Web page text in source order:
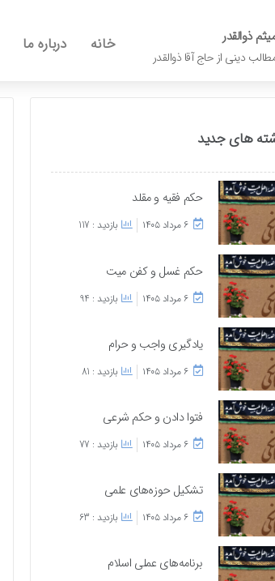
ذوالقدر
دینی از حاج آقا ذوالقدر
خانه درباره ما
های جدید
حکم فقیه و مقلد
۶ مرداد ۱۴۰۵ بازدید : 117
حکم غسل و کفن میت
۶ مرداد ۱۴۰۵ بازدید : 94
یادگیری واجب و حرام
۶ مرداد ۱۴۰۵ بازدید : 81
فتوا دادن و حکم شرعی
۶ مرداد ۱۴۰۵ بازدید : 77
تشکیل حوزه‌های علمی
۶ مرداد ۱۴۰۵ بازدید : 63
برنامه‌های عملی اسلام